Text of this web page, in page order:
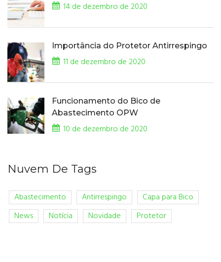
14 de dezembro de 2020
Importância do Protetor Antirrespingo
11 de dezembro de 2020
Funcionamento do Bico de
Abastecimento OPW
10 de dezembro de 2020
Nuvem De Tags
Abastecimento Antirrespingo
Capa para Bico
News
Notícia Novidade Protetor